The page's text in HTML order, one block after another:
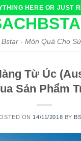
HERE OR JUST
Bstar - Món Quà Cho
Từ Úc
Sản Phẩm
ON 14/11/2018 BY